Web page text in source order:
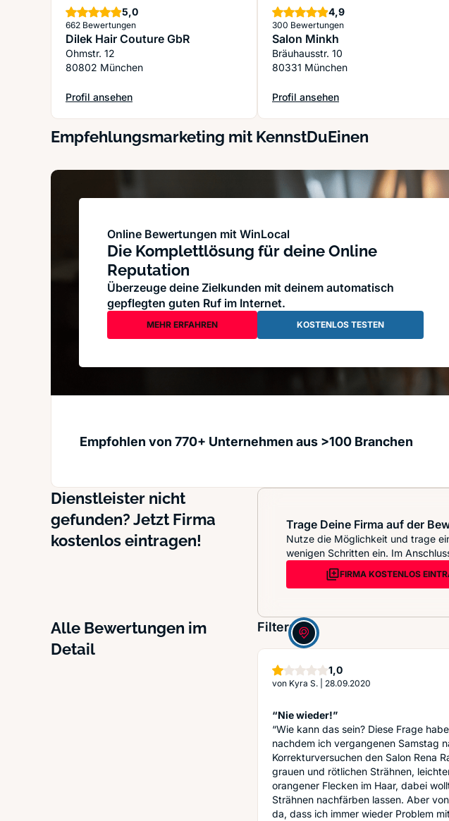
5,0Sterne
662 Bewertungen
Dilek Hair Couture GbR
Ohmstr. 12
80802 München
Profil ansehen
: Dilek Hair Couture GbR
4,9Sterne
300 Bewertungen
Salon Minkh
Bräuhausstr. 10
80331 München
Profil ansehen
: Salon Minkh
Empfehlungsmarketing mit KennstDuEinen
Online Bewertungen mit WinLocal
Die Komplettlösung für deine Online
Reputation
Überzeuge deine Zielkunden mit deinem automatisch
gepflegten guten Ruf im Internet.
MEHR ERFAHREN KOSTENLOS TESTEN
Empfohlen von 770+ Unternehmen aus >100 Branchen
Dienstleister nicht
gefunden? Jetzt Firma
kostenlos eintragen!
Trage Deine Firma auf der
Nutze die Möglichkeit und trage
wenigen Schritten ein. Im
FIRMA KOSTENLOS
Alle Bewertungen im
Detail
Filter:
1,0Stern
von Kyra S. 28.09.2020
“Nie wieder!”
“Wie kann das sein? Diese Frage
nachdem ich vergangenen Samstag
Korrekturversuchen den Salon Rena
grauen und rötlichen Strähnen,
orangener Flecken im Haar, dabei
Strähnen nachfärben lassen. Aber
da, dass ich immer wieder Problem